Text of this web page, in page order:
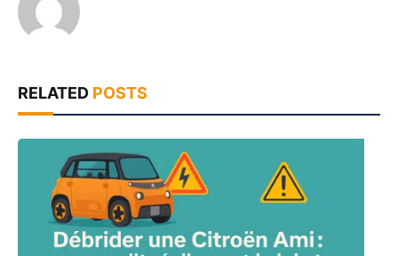
RELATED POSTS